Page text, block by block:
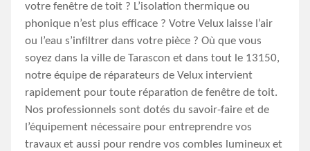
votre fenêtre de toit ? L’isolation thermique ou
phonique n’est plus efficace ? Votre Velux laisse l’air
ou l’eau s’infiltrer dans votre pièce ? Où que vous
soyez dans la ville de Tarascon et dans tout le 13150,
notre équipe de réparateurs de Velux intervient
rapidement pour toute réparation de fenêtre de toit.
Nos professionnels sont dotés du savoir-faire et de
l’équipement nécessaire pour entreprendre vos
travaux et aussi pour rendre vos combles lumineux et